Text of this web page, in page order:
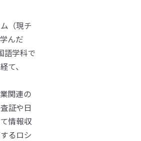
チ
んだ
語学科で
て、
関連の
証や日
情報収
るロシ